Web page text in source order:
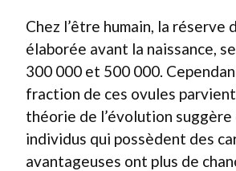
Chez l’être humain, la réserve
élaborée avant la naissance,
300 000 et 500 000.
fraction de ces ovules
théorie de l’évolution suggère
individus qui possèdent des
avantageuses ont plus de